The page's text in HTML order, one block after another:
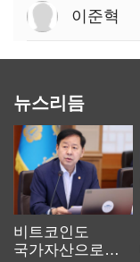
이준혁
뉴스리듬
비트코인도
국가자산으로…'